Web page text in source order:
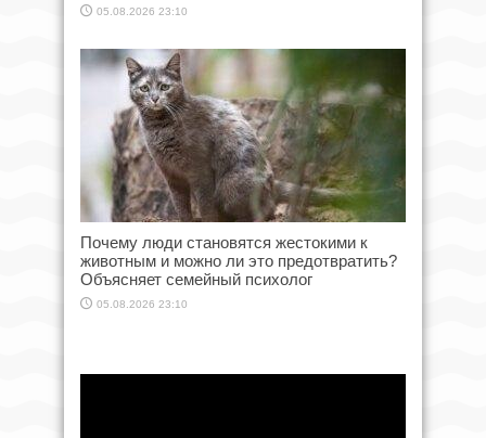
05.08.2026 23:10
Почему люди становятся жестокими к
животным и можно ли это предотвратить?
Объясняет семейный психолог
05.08.2026 23:10